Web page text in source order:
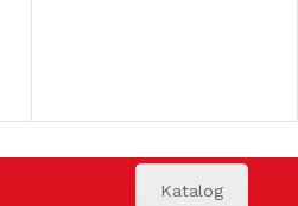
Katalog